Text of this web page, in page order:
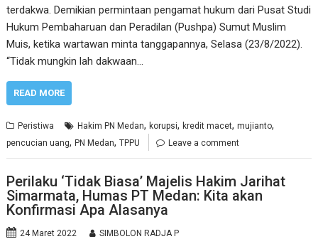
terdakwa. Demikian permintaan pengamat hukum dari Pusat Studi
Hukum Pembaharuan dan Peradilan (Pushpa) Sumut Muslim
Muis, ketika wartawan minta tanggapannya, Selasa (23/8/2022).
“Tidak mungkin lah dakwaan…
READ MORE
Peristiwa Hakim PN Medan,korupsi,kredit macet,mujianto,
pencucian uang,PN Medan,TPPU Leave a comment
Perilaku ‘Tidak Biasa’ Majelis Hakim Jarihat
Simarmata, Humas PT Medan: Kita akan
Konfirmasi Apa Alasanya
24 Maret 2022 SIMBOLON RADJA P